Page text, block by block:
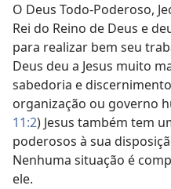
O Deus Todo-Poderoso,
Rei do Reino de Deus e
para realizar bem seu
Deus deu a Jesus muito
sabedoria e
organização ou governo
11:2) Jesus também tem
poderosos à sua
Nenhuma situação é
ele.